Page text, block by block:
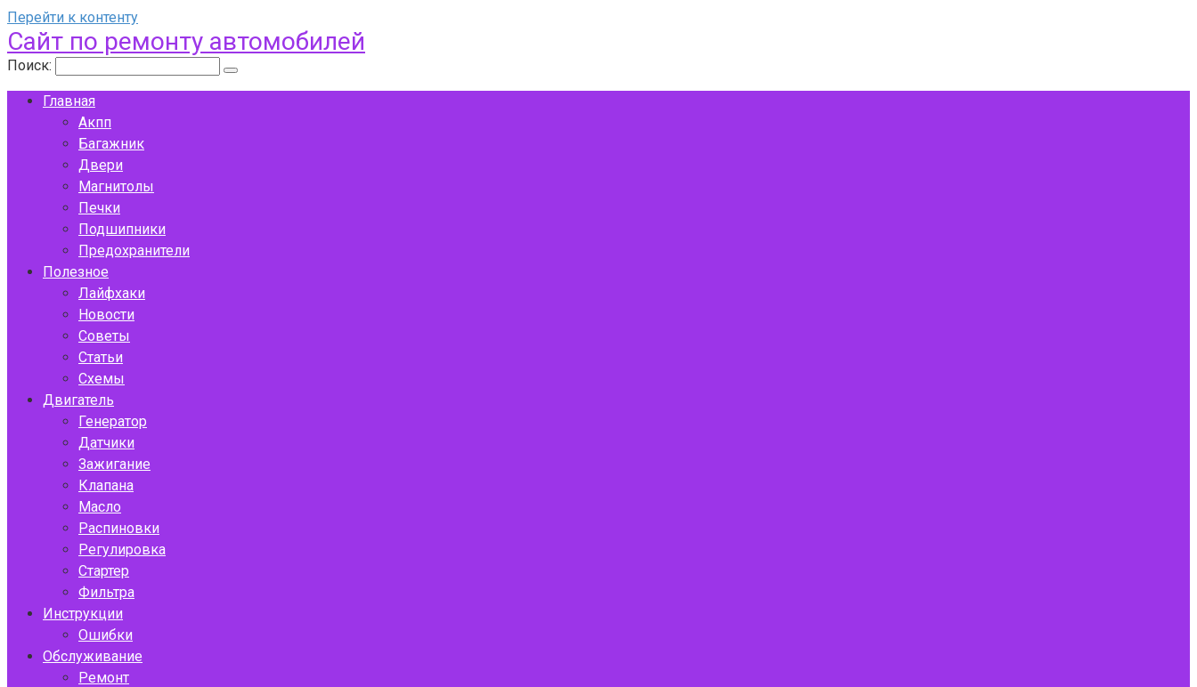
Перейти к контенту
Сайт по ремонту автомобилей
Поиск:
Главная
Акпп
Багажник
Двери
Магнитолы
Печки
Подшипники
Предохранители
Полезное
Лайфхаки
Новости
Советы
Статьи
Схемы
Двигатель
Генератор
Датчики
Зажигание
Клапана
Масло
Распиновки
Регулировка
Стартер
Фильтра
Инструкции
Ошибки
Обслуживание
Ремонт